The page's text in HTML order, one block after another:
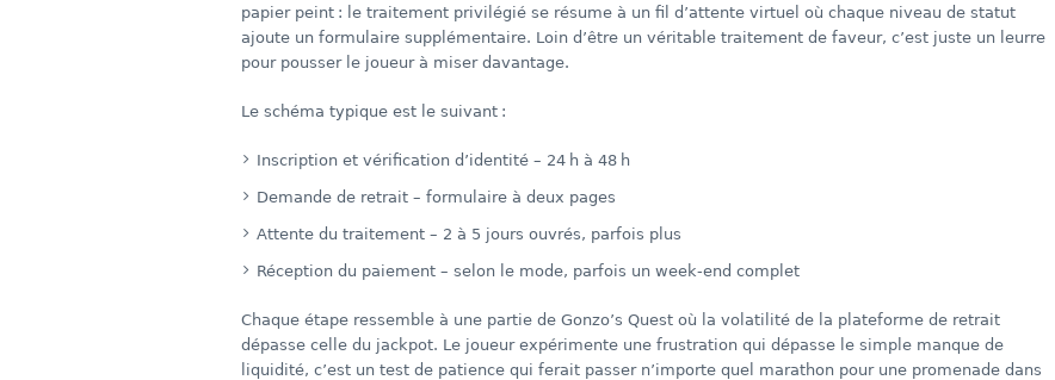
papier peint : le traitement privilégié se résume à un fil d’attente virtuel où chaque niveau de statut
ajoute un formulaire supplémentaire. Loin d’être un véritable traitement de faveur, c’est juste un leurre
pour pousser le joueur à miser davantage.
Le schéma typique est le suivant :
Inscription et vérification d’identité – 24 h à 48 h
Demande de retrait – formulaire à deux pages
Attente du traitement – 2 à 5 jours ouvrés, parfois plus
Réception du paiement – selon le mode, parfois un week-end complet
Chaque étape ressemble à une partie de Gonzo’s Quest où la volatilité de la plateforme de retrait
dépasse celle du jackpot. Le joueur expérimente une frustration qui dépasse le simple manque de
liquidité, c’est un test de patience qui ferait passer n’importe quel marathon pour une promenade dans